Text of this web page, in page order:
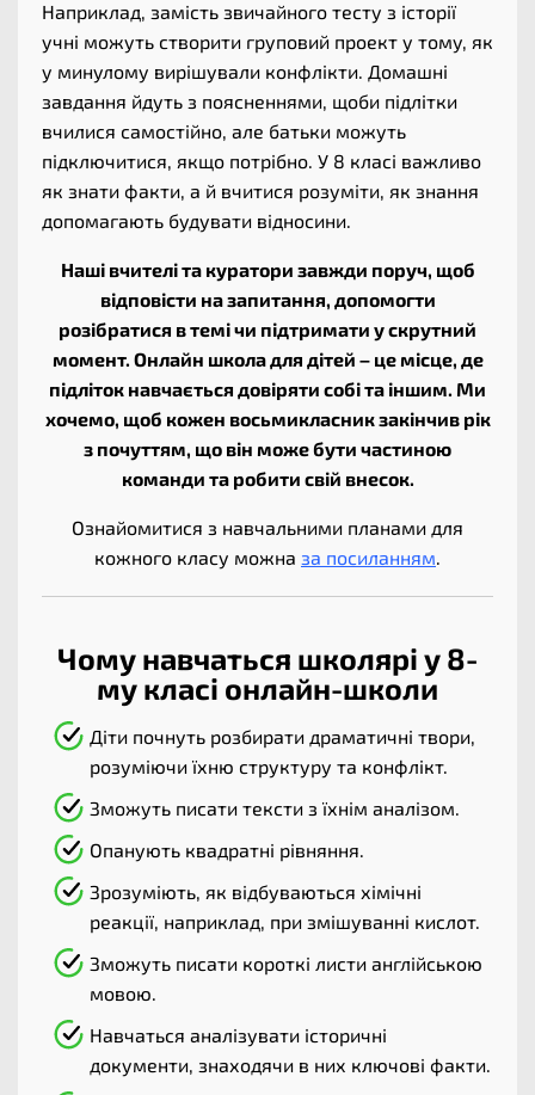
Наприклад, замість звичайного тесту з історії
учні можуть створити груповий проект у тому, як
у минулому вирішували конфлікти. Домашні
завдання йдуть з поясненнями, щоби підлітки
вчилися самостійно, але батьки можуть
підключитися, якщо потрібно. У 8 класі важливо
як знати факти, а й вчитися розуміти, як знання
допомагають будувати відносини.
Наші вчителі та куратори завжди поруч, щоб
відповісти на запитання, допомогти
розібратися в темі чи підтримати у скрутний
момент. Онлайн школа для дітей – це місце, де
підліток навчається довіряти собі та іншим. Ми
хочемо, щоб кожен восьмикласник закінчив рік
з почуттям, що він може бути частиною
команди та робити свій внесок.
Ознайомитися з навчальними планами для
кожного класу можна за посиланням.
Чому навчаться школярі у 8-
му класі онлайн-школи
Діти почнуть розбирати драматичні твори,
розуміючи їхню структуру та конфлікт.
Зможуть писати тексти з їхнім аналізом.
Опанують квадратні рівняння.
Зрозуміють, як відбуваються хімічні
реакції, наприклад, при змішуванні кислот.
Зможуть писати короткі листи англійською
мовою.
Навчаться аналізувати історичні
документи, знаходячи в них ключові факти.